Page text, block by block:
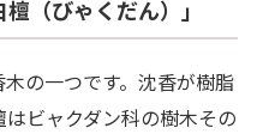
（びゃくだん）」
の一つです。沈香が樹脂
ビャクダン科の樹木その